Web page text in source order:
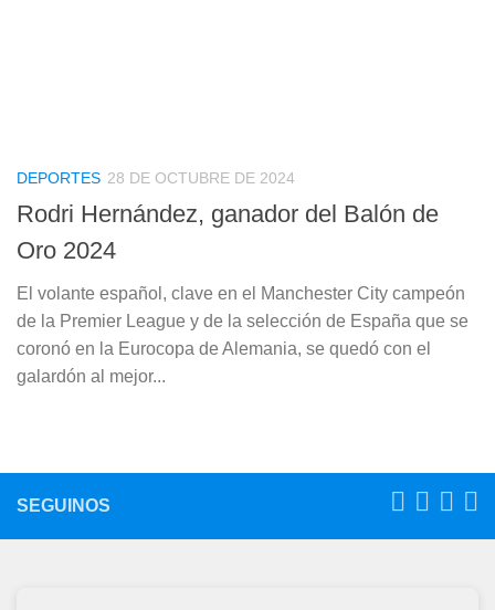
DEPORTES 28 DE OCTUBRE DE 2024
Rodri Hernández, ganador del Balón de
Oro 2024
El volante español, clave en el Manchester City campeón
de la Premier League y de la selección de España que se
coronó en la Eurocopa de Alemania, se quedó con el
galardón al mejor...
SEGUINOS